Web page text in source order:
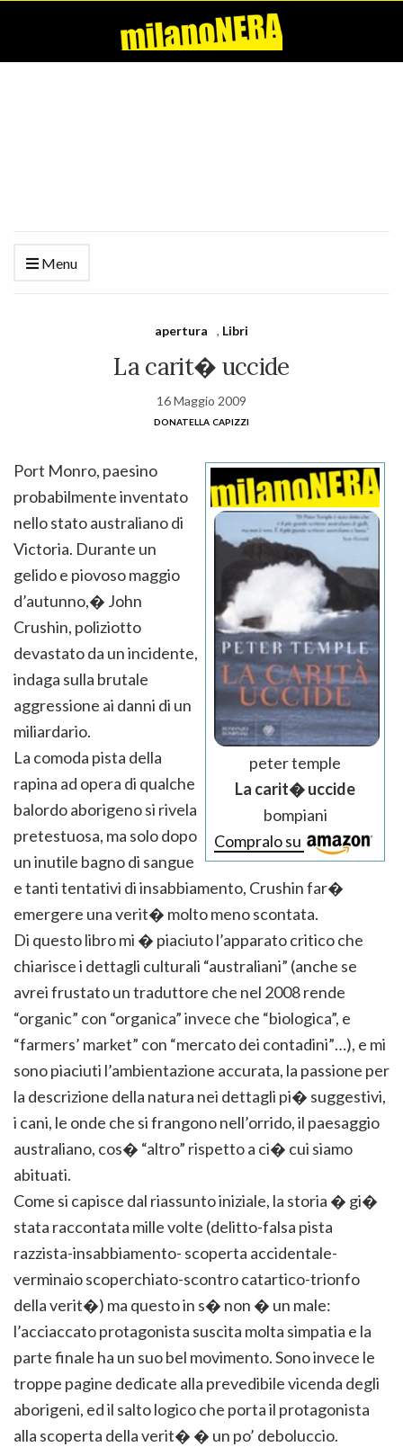
Menu
apertura , Libri
La carit� uccide
16 Maggio 2009
donatella capizzi
peter temple
La carit� uccide
bompiani
Compralo su
Port Monro, paesino
probabilmente inventato
nello stato australiano di
Victoria. Durante un
gelido e piovoso maggio
d’autunno,� John
Crushin, poliziotto
devastato da un incidente,
indaga sulla brutale
aggressione ai danni di un
miliardario.
La comoda pista della
rapina ad opera di qualche
balordo aborigeno si rivela
pretestuosa, ma solo dopo
un inutile bagno di sangue
e tanti tentativi di insabbiamento, Crushin far�
emergere una verit� molto meno scontata.
Di questo libro mi � piaciuto l’apparato critico che
chiarisce i dettagli culturali “australiani” (anche se
avrei frustato un traduttore che nel 2008 rende
“organic” con “organica” invece che “biologica”, e
“farmers’ market” con “mercato dei contadini”…), e mi
sono piaciuti l’ambientazione accurata, la passione per
la descrizione della natura nei dettagli pi� suggestivi,
i cani, le onde che si frangono nell’orrido, il paesaggio
australiano, cos� “altro” rispetto a ci� cui siamo
abituati.
Come si capisce dal riassunto iniziale, la storia � gi�
stata raccontata mille volte (delitto-falsa pista
razzista-insabbiamento- scoperta accidentale-
verminaio scoperchiato-scontro catartico-trionfo
della verit�) ma questo in s� non � un male:
l’acciaccato protagonista suscita molta simpatia e la
parte finale ha un suo bel movimento. Sono invece le
troppe pagine dedicate alla prevedibile vicenda degli
aborigeni, ed il salto logico che porta il protagonista
alla scoperta della verit� � un po’ deboluccio.